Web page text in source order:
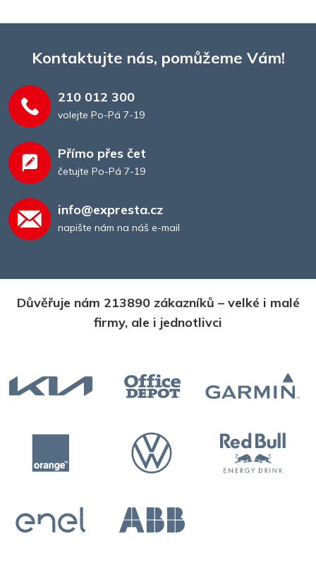
Kontaktujte nás, pomůžeme Vám!
210 012 300
volejte Po-Pá 7-19
Přímo přes čet
četujte Po-Pá 7-19
info@expresta.cz
napište nám na náš e-mail
Důvěřuje nám 213890 zákazníků – velké i malé
firmy, ale i jednotlivci